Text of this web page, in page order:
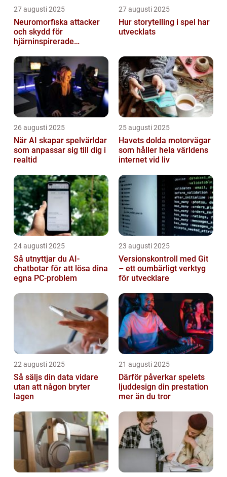
27 augusti 2025
Neuromorfiska attacker
och skydd för
hjärninspirerade
27 augusti 2025
Hur storytelling i spel har
utvecklats
26 augusti 2025
När AI skapar spelvärldar
som anpassar sig till dig i
realtid
25 augusti 2025
Havets dolda motorvägar
som håller hela världens
internet vid liv
24 augusti 2025
Så utnyttjar du AI-
chatbotar för att lösa dina
egna PC-problem
23 augusti 2025
Versionskontroll med Git
– ett oumbärligt verktyg
för utvecklare
22 augusti 2025
Så säljs din data vidare
utan att någon bryter
lagen
21 augusti 2025
Därför påverkar spelets
ljuddesign din prestation
mer än du tror